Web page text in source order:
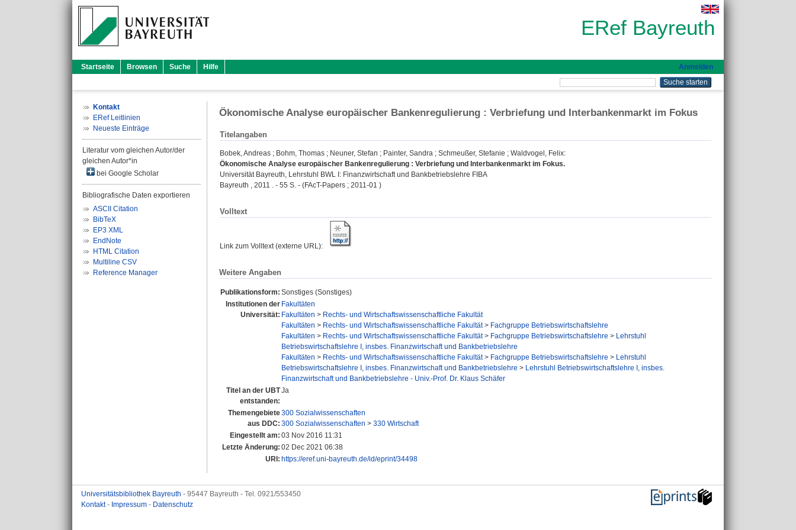
ERef Bayreuth
Startseite Browsen Suche Hilfe Anmelden
Kontakt
ERef Leitlinien
Neueste Einträge
Literatur vom gleichen Autor/der
gleichen Autor*in
bei Google Scholar
Bibliografische Daten exportieren
ASCII Citation
BibTeX
EP3 XML
EndNote
HTML Citation
Multiline CSV
Reference Manager
Ökonomische Analyse europäischer Bankenregulierung : Verbriefung und Interbankenmarkt im Fokus
Titelangaben
Bobek, Andreas ; Bohm, Thomas ; Neuner, Stefan ; Painter, Sandra ; Schmeußer, Stefanie ; Waldvogel, Felix:
Ökonomische Analyse europäischer Bankenregulierung : Verbriefung und Interbankenmarkt im Fokus.
Universität Bayreuth, Lehrstuhl BWL I: Finanzwirtschaft und Bankbetriebslehre FIBA
Bayreuth , 2011 . - 55 S. - (FAcT-Papers ; 2011-01 )
Volltext
Link zum Volltext (externe URL):
Weitere Angaben
Publikationsform: Sonstiges (Sonstiges)
Institutionen der
Universität:
Fakultäten
Fakultäten > Rechts- und Wirtschaftswissenschaftliche Fakultät
Fakultäten > Rechts- und Wirtschaftswissenschaftliche Fakultät> Fachgruppe Betriebswirtschaftslehre
Fakultäten > Rechts- und Wirtschaftswissenschaftliche Fakultät> Fachgruppe Betriebswirtschaftslehre > Lehrstuhl
Betriebswirtschaftslehre I, insbes. Finanzwirtschaft und Bankbetriebslehre
Fakultäten > Rechts- und Wirtschaftswissenschaftliche Fakultät> Fachgruppe Betriebswirtschaftslehre > Lehrstuhl
Betriebswirtschaftslehre I, insbes. Finanzwirtschaft und Bankbetriebslehre > Lehrstuhl Betriebswirtschaftslehre I, insbes.
Finanzwirtschaft und Bankbetriebslehre - Univ.-Prof. Dr. Klaus Schäfer
Titel an der UBT
entstanden:
Ja
Themengebiete
aus DDC:
300 Sozialwissenschaften
300 Sozialwissenschaften > 330 Wirtschaft
Eingestellt am: 03 Nov 2016 11:31
Letzte Änderung: 02 Dec 2021 06:38
URI: https://eref.uni-bayreuth.de/id/eprint/34498
Universitätsbibliothek Bayreuth - 95447 Bayreuth - Tel. 0921/553450
Kontakt- Impressum - Datenschutz